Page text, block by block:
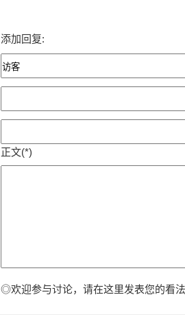
添加回复:
正文(*)
◎欢迎参与讨论，请在这里发表您的看法